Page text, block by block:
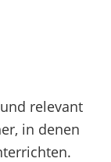
relevant
in denen